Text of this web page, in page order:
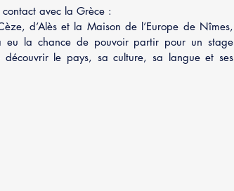
avec la Grèce :
d’Alès et la Maison de l’Europe de Nîmes,
eu la chance de pouvoir partir pour un stage
le pays, sa culture, sa langue et ses